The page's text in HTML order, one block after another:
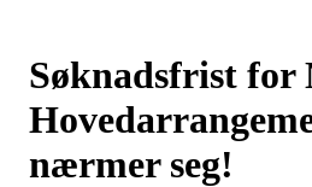
Søknadsfrist for
nærmer seg!